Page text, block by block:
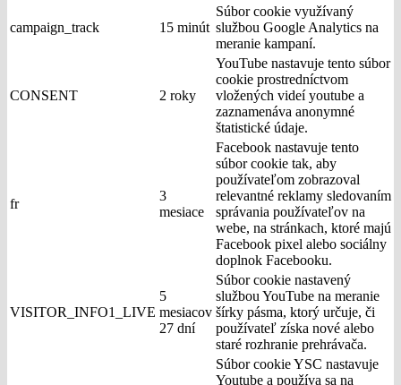
campaign_track 15 minút
Súbor cookie využívaný
službou Google Analytics na
meranie kampaní.
CONSENT 2 roky
YouTube nastavuje tento súbor
cookie prostredníctvom
vložených videí youtube a
zaznamenáva anonymné
štatistické údaje.
fr
3
mesiace
Facebook nastavuje tento
súbor cookie tak, aby
používateľom zobrazoval
relevantné reklamy sledovaním
správania používateľov na
webe, na stránkach, ktoré majú
Facebook pixel alebo sociálny
doplnok Facebooku.
VISITOR_INFO1_LIVE
5
mesiacov
27 dní
Súbor cookie nastavený
službou YouTube na meranie
šírky pásma, ktorý určuje, či
používateľ získa nové alebo
staré rozhranie prehrávača.
Súbor cookie YSC nastavuje
Youtube a používa sa na